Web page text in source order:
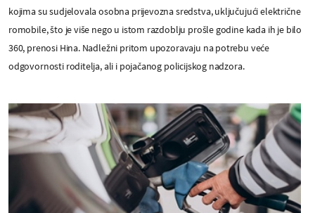
kojima su sudjelovala osobna prijevozna sredstva, uključujući električne
romobile, što je više nego u istom razdoblju prošle godine kada ih je bilo
360, prenosi Hina. Nadležni pritom upozoravaju na potrebu veće
odgovornosti roditelja, ali i pojačanog policijskog nadzora.